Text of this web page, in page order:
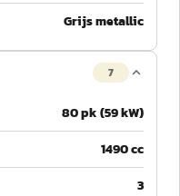
Grijs metallic
7
80 pk (59 kW)
1490 cc
3